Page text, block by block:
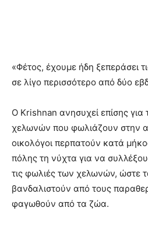
«Φέτος, έχουμε ήδη ξεπεράσει
σε λίγο περισσότερο από δύο
Ο Krishnan ανησυχεί επίσης
χελωνών που φωλιάζουν στην
οικολόγοι περπατούν κατά
πόλης τη νύχτα για να
τις φωλιές των χελωνών, ώστε
βανδαλιστούν από τους
φαγωθούν από τα ζώα.